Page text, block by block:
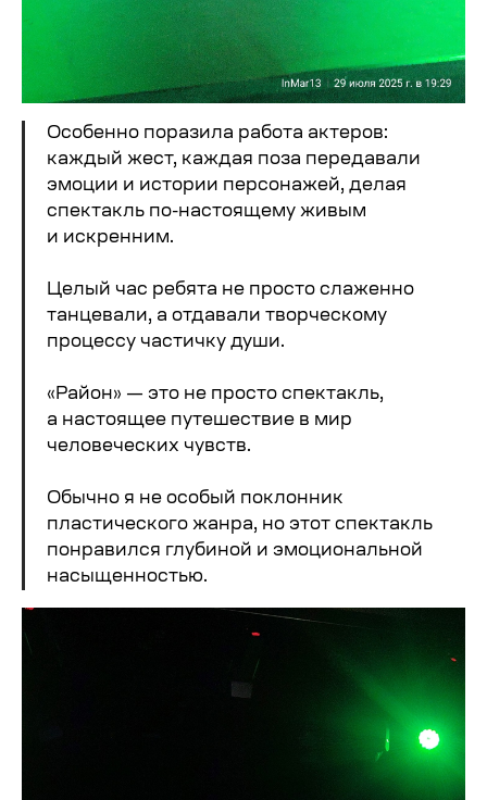
Особенно поразила работа актеров:
каждый жест, каждая поза передавали
эмоции и истории персонажей, делая
спектакль по-настоящему живым
и искренним.
Целый час ребята не просто слаженно
танцевали, а отдавали творческому
процессу частичку души.
«Район» — это не просто спектакль,
а настоящее путешествие в мир
человеческих чувств.
Обычно я не особый поклонник
пластического жанра, но этот спектакль
понравился глубиной и эмоциональной
насыщенностью.